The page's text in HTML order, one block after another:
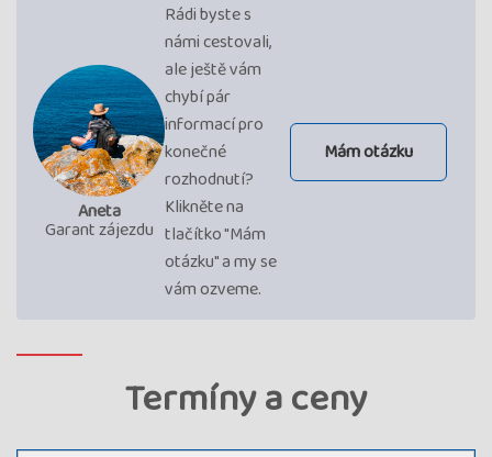
Aneta
Garant zájezdu
Rádi byste s
námi cestovali,
ale ještě vám
chybí pár
informací pro
konečné
rozhodnutí?
Klikněte na
tlačítko "Mám
otázku" a my se
vám ozveme.
Mám otázku
Termíny a ceny